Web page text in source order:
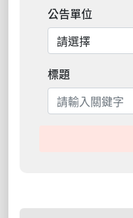
公告單位
標題